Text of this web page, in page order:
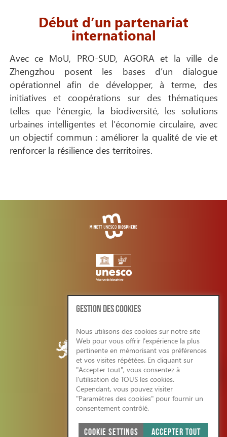
Début d’un partenariat
international
Avec ce MoU, PRO-SUD, AGORA et la ville de
Zhengzhou posent les bases d’un dialogue
opérationnel afin de développer, à terme, des
initiatives et coopérations sur des thématiques
telles que l’énergie, la biodiversité, les solutions
urbaines intelligentes et l’économie circulaire, avec
un objectif commun : améliorer la qualité de vie et
renforcer la résilience des territoires.
CONDITIONS GENERALES/RGPD
SITE WEB ÉCO-RESPONSABLE 2026
GESTION DES COOKIES
Nous utilisons des cookies sur notre site
Web pour vous offrir l'expérience la plus
pertinente en mémorisant vos préférences
et vos visites répétées. En cliquant sur
"Accepter tout", vous consentez à
l'utilisation de TOUS les cookies.
Cependant, vous pouvez visiter
"Paramètres des cookies" pour fournir un
consentement contrôlé.
COOKIE SETTINGS ACCEPTER TOUT